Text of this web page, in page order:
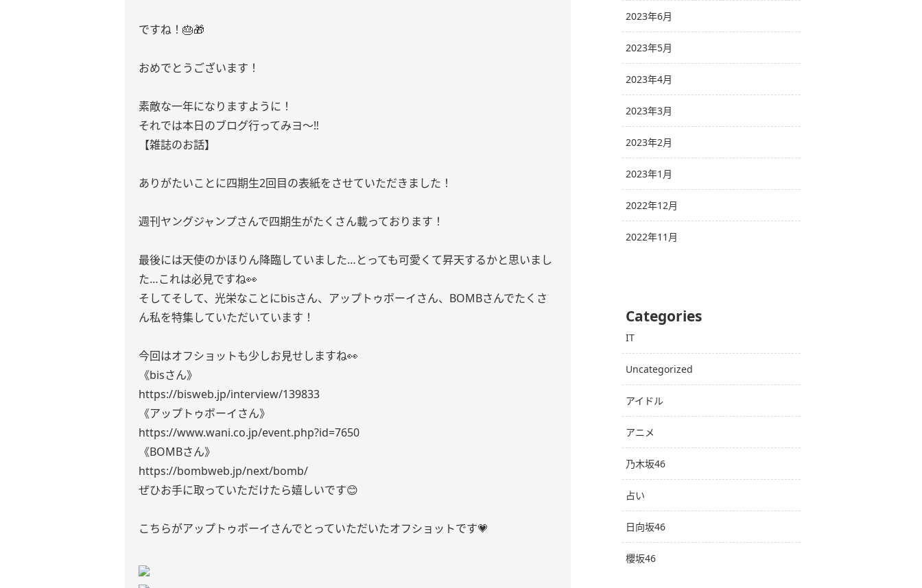
ですね！🎂🎁
おめでとうございます！
素敵な一年になりますように！
それでは本日のブログ行ってみヨ〜‼️
【雑誌のお話】
ありがたいことに四期生2回目の表紙をさせていただきました！
週刊ヤングジャンプさんで四期生がたくさん載っております！
最後には天使のかほりん降臨していました…とっても可愛くて昇天するかと思いまし
た…これは必見ですね👀
そしてそして、光栄なことにbisさん、アップトゥボーイさん、BOMBさんでたくさ
ん私を特集していただいています！
今回はオフショットも少しお見せしますね👀
《bisさん》
https://bisweb.jp/interview/139833
《アップトゥボーイさん》
https://www.wani.co.jp/event.php?id=7650
《BOMBさん》
https://bombweb.jp/next/bomb/
ぜひお手に取っていただけたら嬉しいです😊
こちらがアップトゥボーイさんでとっていただいたオフショットです💗
2023年6月
2023年5月
2023年4月
2023年3月
2023年2月
2023年1月
2022年12月
2022年11月
Categories
IT
Uncategorized
アイドル
アニメ
乃木坂46
占い
日向坂46
櫻坂46